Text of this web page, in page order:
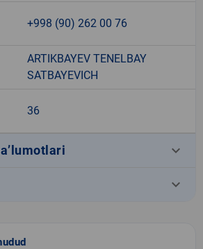
+998 (90) 262 00 76
ARTIKBAYEV TENELBAY
SATBAYEVICH
36
keyboard_arrow_down
keyboard_arrow_down